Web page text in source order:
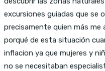
excursiones guiadas que se
precisamente quien más me
porqué de esta situación
inflacion ya que mujeres y
no se necesitaban